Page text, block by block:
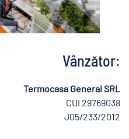
Vânzător:
Termocasa General SRL
CUI 29769038
J05/233/2012